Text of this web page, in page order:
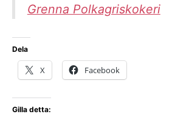
Grenna Polkagriskokeri
Dela
X Facebook
Gilla detta: